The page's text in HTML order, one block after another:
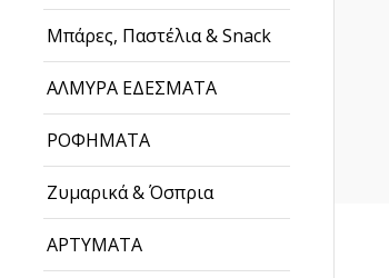
Μπάρες, Παστέλια & Snack
ΑΛΜΥΡΑ ΕΔΕΣΜΑΤΑ
ΡΟΦΗΜΑΤΑ
Ζυμαρικά & Όσπρια
ΑΡΤΥΜΑΤΑ